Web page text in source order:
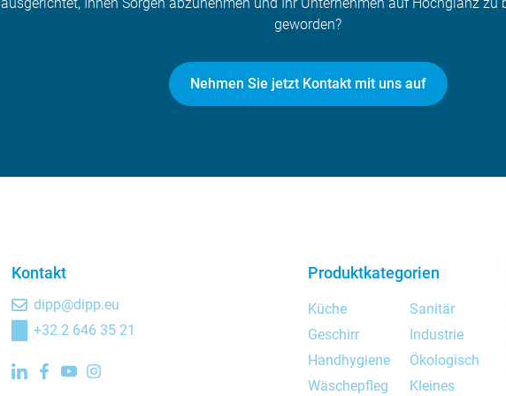
geworden?
Nehmen Sie jetzt Kontakt mit uns auf
Kontakt
dipp@dipp.eu
+32 2 646 35 21
Produktkategorien
Küche
Geschirr
Handhygiene
Wäschepfleg
Sanitär
Industrie
Ökologisch
Kleines